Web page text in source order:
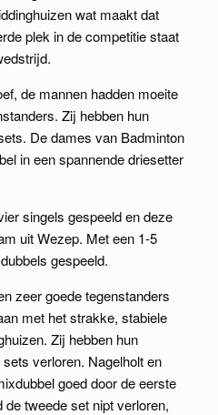
wat maakt dat
plek in de competitie staat
de mannen hadden moeite
Zij hebben hun
De dames van Badminton
in een spannende driesetter
singels gespeeld en deze
uit Wezep. Met een 1-5
gespeeld.
zeer goede tegenstanders
met het strakke, stabiele
Zij hebben hun
verloren. Nagelholt en
goed door de eerste
tweede set nipt verloren,